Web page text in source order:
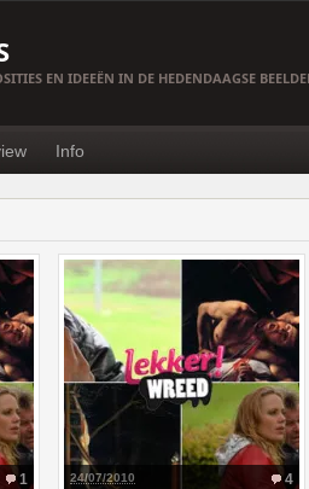
EN IDEEËN IN DE HEDENDAAGSE
Info
1 4
24/07/2010